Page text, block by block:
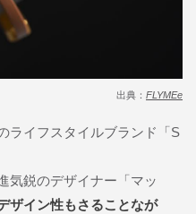
出典： FLYMEe
ライフスタイルブランド「S
気鋭のデザイナー「マッ
ザイン性もさることなが